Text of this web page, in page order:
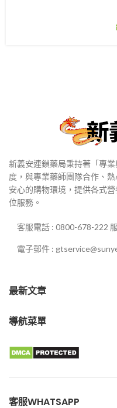
新義安連鎖藥局秉持著「專
度，與專業藥師團隊合作、
安心的購物環境，提供各式
位服務。
客服電話 : 0800-678-222
電子郵件 :
最新文章
導航菜單
客服WHATSAPP